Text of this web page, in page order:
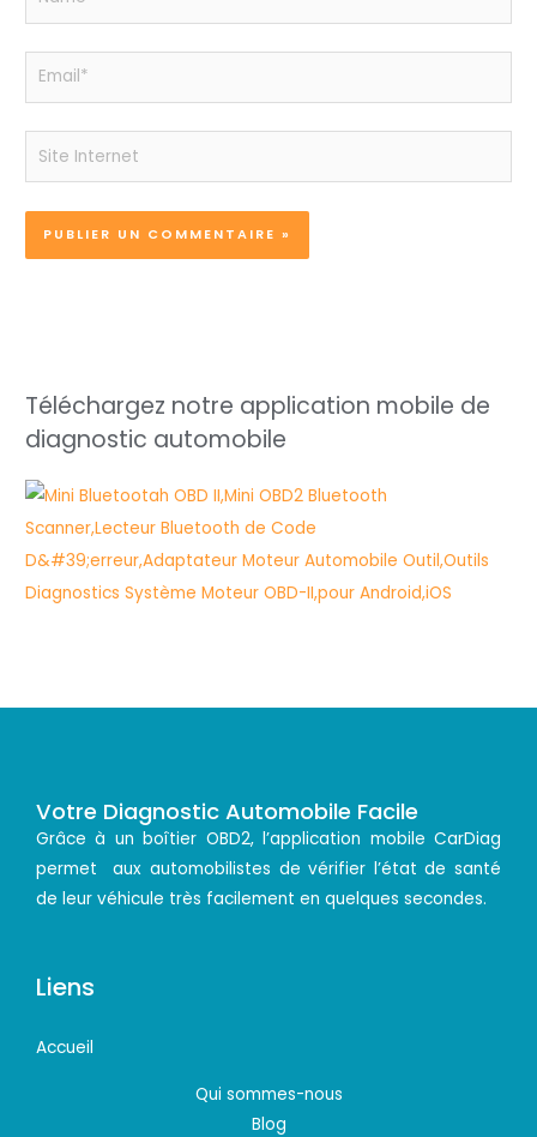
Email*
Site
Téléchargez notre application mobile de
diagnostic automobile
Votre Diagnostic Automobile Facile
Grâce à un boîtier OBD2, l’application mobile CarDiag
permet aux automobilistes de vérifier l’état de santé
de leur véhicule très facilement en quelques secondes.
Liens
Accueil
Qui sommes-nous
Blog